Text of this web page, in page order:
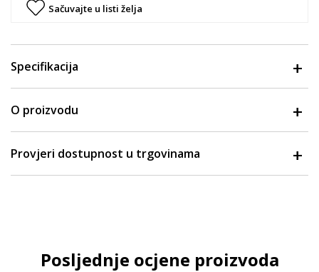
Sačuvajte u listi želja
Specifikacija
O proizvodu
Provjeri dostupnost u trgovinama
Posljednje ocjene proizvoda